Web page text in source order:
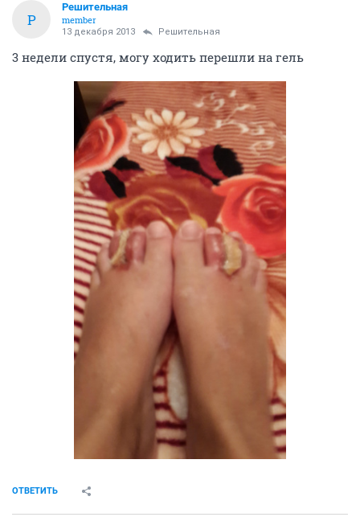
Р
Решительная
member
13 декабря 2013 Решительная
3 недели спустя, могу ходить перешли на гель
ОТВЕТИТЬ